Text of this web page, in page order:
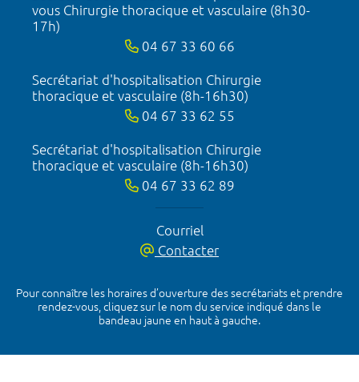
vous Chirurgie thoracique et vasculaire (8h30-
17h)
04 67 33 60 66
Secrétariat d'hospitalisation Chirurgie
thoracique et vasculaire (8h-16h30)
04 67 33 62 55
Secrétariat d'hospitalisation Chirurgie
thoracique et vasculaire (8h-16h30)
04 67 33 62 89
Courriel
Contacter
Pour connaître les horaires d’ouverture des secrétariats et prendre
rendez-vous, cliquez sur le nom du service indiqué dans le
bandeau jaune en haut à gauche.